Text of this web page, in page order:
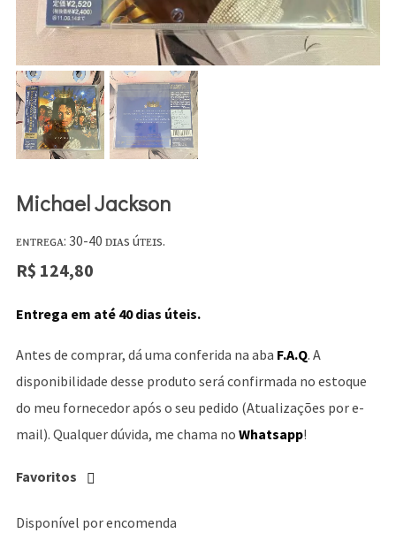
Michael Jackson
ᴇɴᴛʀᴇɢᴀ: 30-40 ᴅɪᴀs úᴛᴇɪs.
R$ 124,80
Entrega em até 40 dias úteis.
Antes de comprar, dá uma conferida na aba F.A.Q. A
disponibilidade desse produto será confirmada no estoque
do meu fornecedor após o seu pedido (Atualizações por e-
mail). Qualquer dúvida, me chama no Whatsapp!
Favoritos
Disponível por encomenda